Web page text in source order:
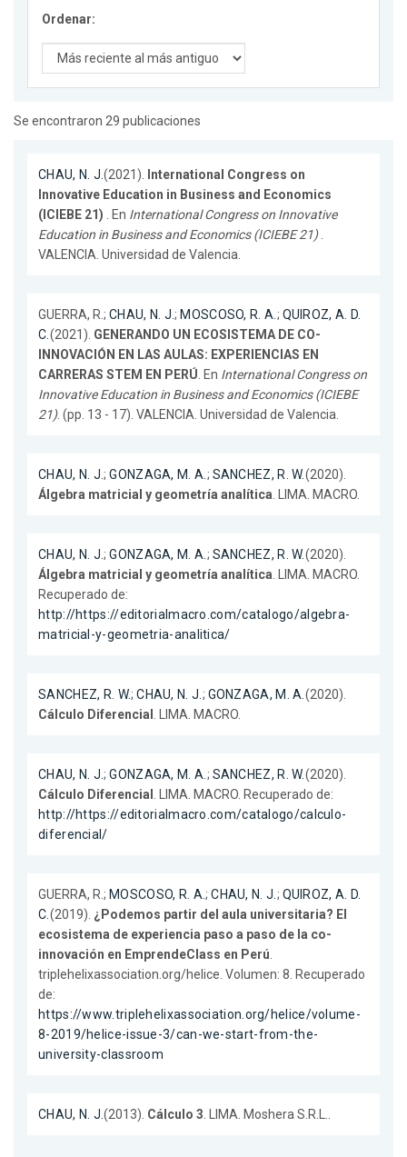
Ordenar:
Se encontraron 29 publicaciones
CHAU, N. J.(2021). International Congress on
Innovative Education in Business and Economics
(ICIEBE 21) . En International Congress on Innovative
Education in Business and Economics (ICIEBE 21).
VALENCIA. Universidad de Valencia.
GUERRA, R.; CHAU, N. J.; MOSCOSO, R. A.; QUIROZ, A. D.
C.(2021). GENERANDO UN ECOSISTEMA DE CO-
INNOVACIÓN EN LAS AULAS: EXPERIENCIAS EN
CARRERAS STEM EN PERÚ. En International Congress on
Innovative Education in Business and Economics (ICIEBE
21). (pp. 13 - 17). VALENCIA. Universidad de Valencia.
CHAU, N. J.;GONZAGA, M. A.; SANCHEZ, R. W.(2020).
Álgebra matricial y geometría analítica. LIMA. MACRO.
CHAU, N. J.;GONZAGA, M. A.; SANCHEZ, R. W.(2020).
Álgebra matricial y geometría analítica. LIMA. MACRO.
Recuperado de:
http://https://editorialmacro.com/catalogo/algebra-
matricial-y-geometria-analitica/
SANCHEZ, R. W.;CHAU, N. J.; GONZAGA, M. A.(2020).
Cálculo Diferencial . LIMA. MACRO.
CHAU, N. J.;GONZAGA, M. A.; SANCHEZ, R. W.(2020).
Cálculo Diferencial . LIMA. MACRO. Recuperado de:
http://https://editorialmacro.com/catalogo/calculo-
diferencial/
GUERRA, R.; MOSCOSO, R. A.;CHAU, N. J.; QUIROZ, A. D.
C.(2019). ¿Podemos partir del aula universitaria? El
ecosistema de experiencia paso a paso de la co-
innovación en EmprendeClass en Perú.
triplehelixassociation.org/helice. Volumen: 8. Recuperado
de:
https://www.triplehelixassociation.org/helice/volume-
8-2019/helice-issue-3/can-we-start-from-the-
university-classroom
CHAU, N. J.(2013). Cálculo 3. LIMA. Moshera S.R.L..